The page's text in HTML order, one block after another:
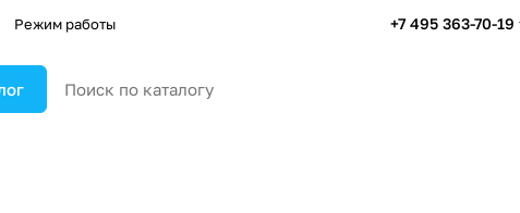
Режим работы +7 495 363-70-19